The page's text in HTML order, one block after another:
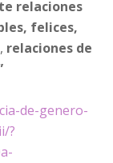
relaciones
felices,
relaciones de
de-genero-
?